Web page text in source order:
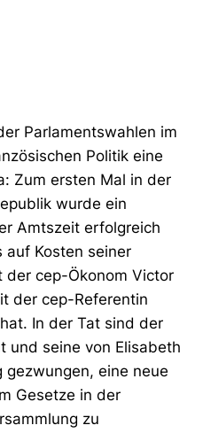
Parlamentswahlen im
Politik eine
Zum ersten Mal in der
wurde ein
Amtszeit erfolgreich
Kosten seiner
der cep-Ökonom Victor
der cep-Referentin
In der Tat sind der
und seine von Elisabeth
gezwungen, eine neue
Gesetze in der
zu